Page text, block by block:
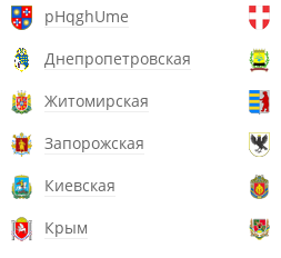
pHqghUme
Днепропетровская
Житомирская
Запорожская
Киевская
Крым